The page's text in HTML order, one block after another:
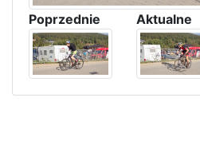
Poprzednie Aktualne